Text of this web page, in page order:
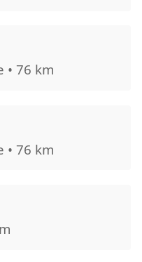
• 76 km
• 76 km